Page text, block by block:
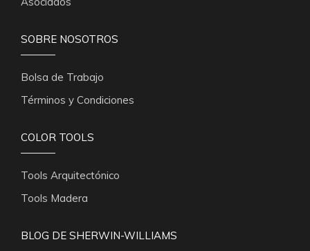
SOBRE NOSOTROS
Bolsa de Trabajo
Términos y Condiciones
COLOR TOOLS
Tools Arquitectónico
Tools Madera
BLOG DE SHERWIN-WILLIAMS